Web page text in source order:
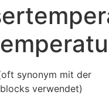
synonym mit der
verwendet)